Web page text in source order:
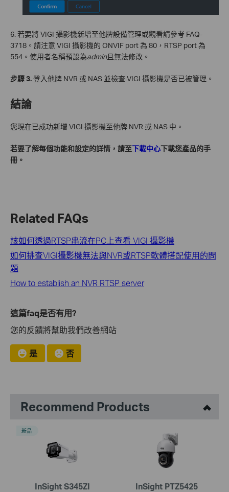
6. 若要將 VIGI 攝影機新增至他牌設備管理或觀看請參考 FAQ-
3718。請注意 VIGI 攝影機的 ONVIF port 為 80，RTSP port 為
554。使用者名稱預設為admin且無法修改。
步驟 3.登入他牌 NVR 或 NAS 並檢查 VIGI 攝影機是否已被管理。
結論
您現在已成功新增 VIGI 攝影機至他牌 NVR 或 NAS 中。
若要了解每個功能和設定的詳情，請至下載中心下載您產品的手
冊。
Related FAQs
該如何透過RTSP串流在PC上查看 VIGI 攝影機
如何排查VIGI攝影機無法與NVR或RTSP軟體搭配使用的問
題
How to establish an NVR RTSP server
這篇faq是否有用?
您的反饋將幫助我們改善網站
是 否
Recommend Products
InSight S345ZI
新品
InSight PTZ5425